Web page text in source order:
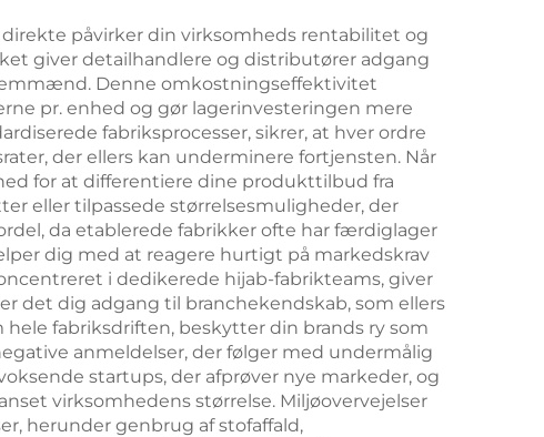
påvirker din virksomheds rentabilitet og
giver detailhandlere og distributører adgang
Denne omkostningseffektivitet
pr. enhed og gør lagerinvesteringen mere
fabriksprocesser, sikrer, at hver ordre
der ellers kan underminere fortjensten. Når
for at differentiere dine produkttilbud fra
eller tilpassede størrelsesmuligheder, der
da etablerede fabrikker ofte har færdiglager
dig med at reagere hurtigt på markedskrav
i dedikerede hijab-fabrikteams, giver
det dig adgang til branchekendskab, som ellers
fabriksdriften, beskytter din brands ry som
anmeldelser, der følger med undermålig
startups, der afprøver nye markeder, og
virksomhedens størrelse. Miljøovervejelser
herunder genbrug af stofaffald,